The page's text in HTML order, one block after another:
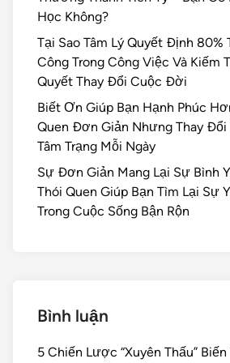
Học Không?
Tại Sao Tâm Lý Quyết Định 80%
Công Trong Công Việc Và Kiếm
Quyết Thay Đổi Cuộc Đời
Biết Ơn Giúp Bạn Hạnh Phúc
Quen Đơn Giản Nhưng Thay Đổi
Tâm Trạng Mỗi Ngày
Sự Đơn Giản Mang Lại Sự Bình
Thói Quen Giúp Bạn Tìm Lại Sự
Trong Cuộc Sống Bận Rộn
Bình luận
5 Chiến Lược “Xuyên Thấu”